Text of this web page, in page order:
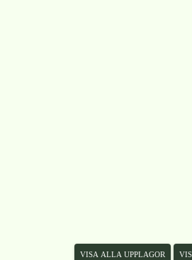
VISA ALLA UPPLAGOR